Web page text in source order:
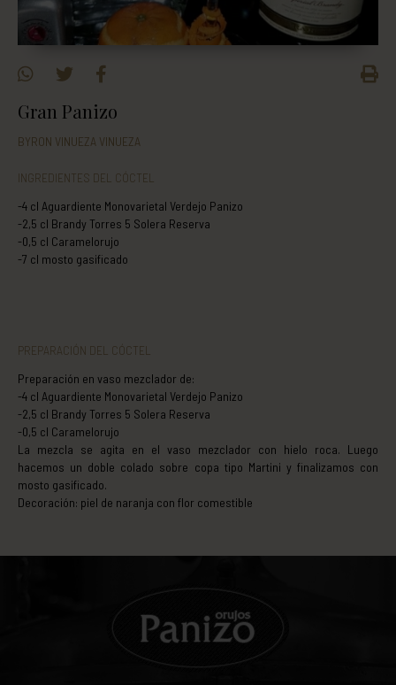
Gran Panizo
BYRON VINUEZA VINUEZA
INGREDIENTES DEL CÓCTEL
-4 cl Aguardiente Monovarietal Verdejo Panizo
-2,5 cl Brandy Torres 5 Solera Reserva
-0,5 cl Caramelorujo
-7 cl mosto gasificado
PREPARACIÓN DEL CÓCTEL
Preparación en vaso mezclador de:
-4 cl Aguardiente Monovarietal Verdejo Panizo
-2,5 cl Brandy Torres 5 Solera Reserva
-0,5 cl Caramelorujo
La mezcla se agita en el vaso mezclador con hielo roca. Luego
hacemos un doble colado sobre copa tipo Martini y finalizamos con
mosto gasificado.
Decoración: piel de naranja con flor comestible